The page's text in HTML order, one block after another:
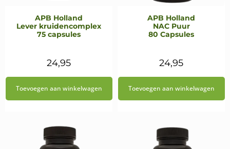
APB Holland
Lever kruidencomplex
75 capsules
24,95
Toevoegen aan winkelwagen
APB Holland
NAC Puur
80 Capsules
24,95
Toevoegen aan winkelwagen